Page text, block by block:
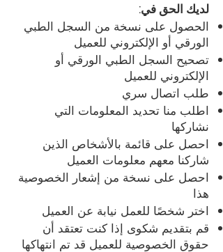
لديك الحق في:
الحصول على نسخة من السجل الطبي
الورقي أو الإلكتروني للعميل
تصحيح السجل الطبي الورقي أو
الإلكتروني للعميل
طلب اتصال سري
اطلب منا تحديد المعلومات التي
نشاركها
احصل على قائمة بالأشخاص الذين
شاركنا معهم معلومات العميل
احصل على نسخة من إشعار الخصوصية
هذا
اختر شخصًا للعمل نيابة عن العميل
قم بتقديم شكوى إذا كنت تعتقد أن
حقوق الخصوصية للعميل قد تم انتهاكها